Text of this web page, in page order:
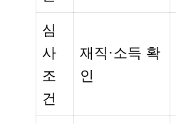
심
사
조
건
재직·소득 확
인